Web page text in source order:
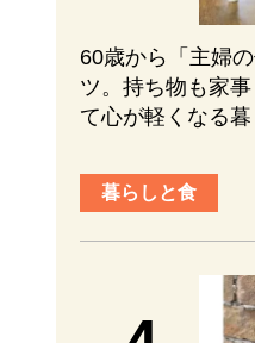
60歳から「主婦
ツ。持ち物も家
て心が軽くなる暮
暮らしと食